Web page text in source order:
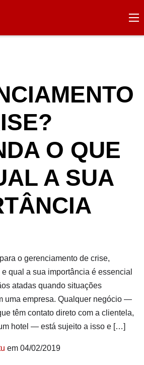
O QUE
A SUA
o gerenciamento de crise,
qual a sua importância é essencial
atadas quando situações
uma empresa. Qualquer negócio —
têm contato direto com a clientela,
hotel — está sujeito a isso e […]
em 04/02/2019